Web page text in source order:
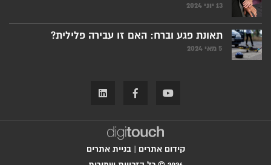
13 יוני 2024
תאונת פגע וברח: האם זו עבירה פלילית?
5 מאי 2024
קידום אתרים |בניית אתרים